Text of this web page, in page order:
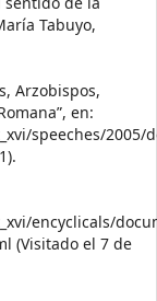
Tabuyo,
Arzobispos,
en:
speeches/2005/
encyclicals/
(Visitado el 7 de